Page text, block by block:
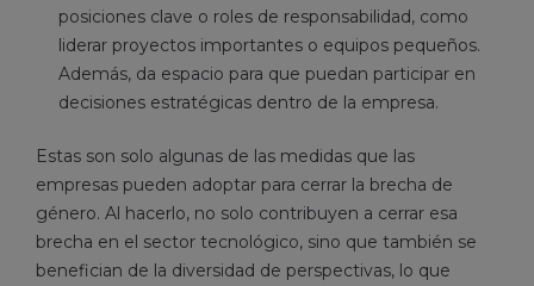
posiciones clave o roles de responsabilidad, como
liderar proyectos importantes o equipos pequeños.
Además, da espacio para que puedan participar en
decisiones estratégicas dentro de la empresa.
Estas son solo algunas de las medidas que las
empresas pueden adoptar para cerrar la brecha de
género. Al hacerlo, no solo contribuyen a cerrar esa
brecha en el sector tecnológico, sino que también se
benefician de la diversidad de perspectivas, lo que